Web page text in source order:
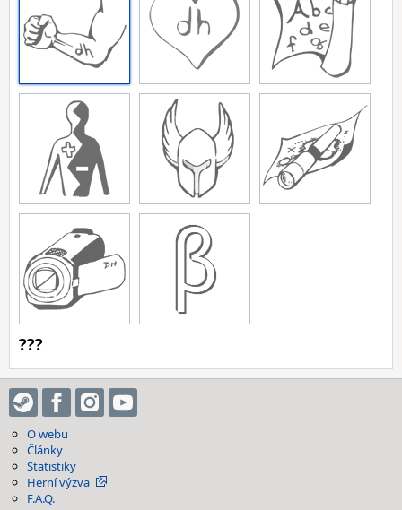
???
O webu
Články
Statistiky
Herní výzva
F.A.Q.